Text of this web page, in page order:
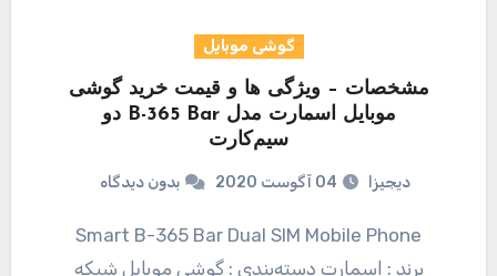
گوشی موبایل
مشخصات – ویژگی ها و قیمت خرید گوشی
موبایل اسمارت مدل B-365 Bar دو
سیم‌کارت
دیجیزا 04 آگوست 2020 بدون دیدگاه
Smart B-365 Bar Dual SIM Mobile Phone
برند : اسمارت دسته‌بندی : گوشی موبایل شبکه